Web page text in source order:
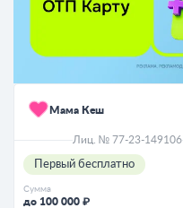
Мама Кеш
Лиц. № 77-23-149106
Первый бесплатно
Сумма
до 100 000 ₽